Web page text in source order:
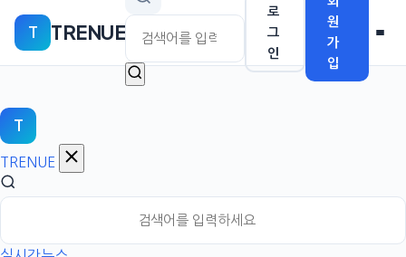
T TRENUE
로
그
인
원
가
입
T
TRENUE